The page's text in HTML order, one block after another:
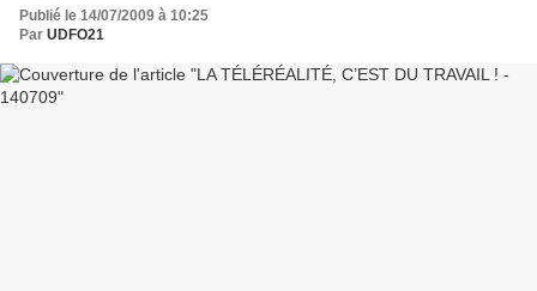
Publié le 14/07/2009 à 10:25
Par UDFO21